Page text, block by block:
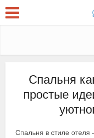
Спальня
простые
Спальня в стиле отеля